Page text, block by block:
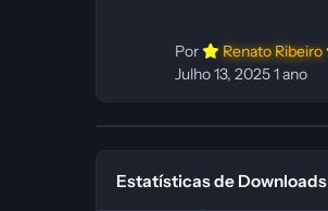
Por
Renato Ribeiro
Julho 13, 20251 ano
Estatísticas de Downloads